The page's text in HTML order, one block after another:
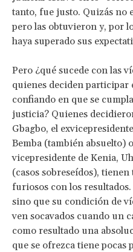
tanto, fue justo. Quizás no
pero las obtuvieron y, por
haya superado sus
Pero ¿qué sucede con las
quienes deciden participar
confiando en que se
justicia? Quienes
Gbagbo, el
Bemba (también absuelto)
vicepresidente de Kenia,
(casos sobreseídos),
furiosos con los
sino que su condición de
ven socavados cuando un
como resultado una
que se ofrezca tiene pocas